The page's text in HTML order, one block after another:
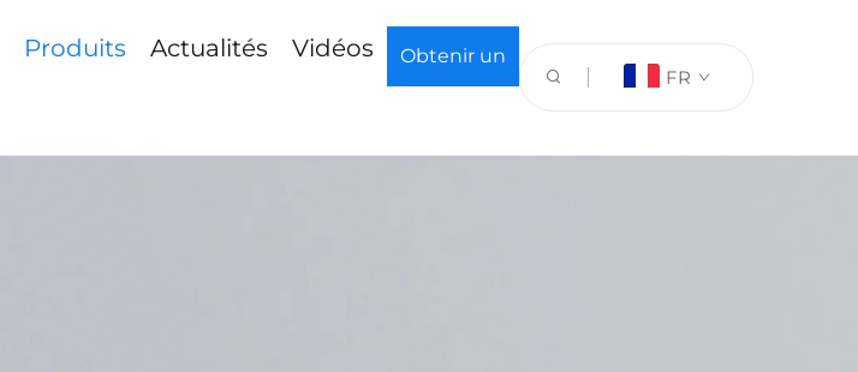
Produits Actualités Vidéos Obtenir un
FR